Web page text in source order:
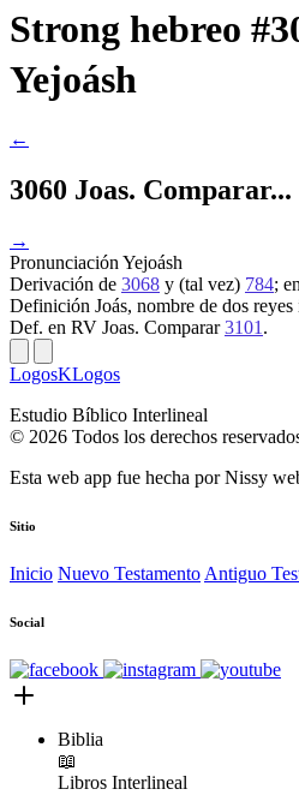
Strong hebreo
Yejoásh
←
3060 Joas. Comparar...
→
Pronunciación Yejoásh
Derivación de 3068 y (tal vez) 784;
Definición Joás, nombre de dos reyes
Def. en RV Joas. Comparar3101 .
LogosKLogos
Estudio Bíblico Interlineal
© 2026 Todos los derechos
Esta web app fue hecha porNissy
Sitio
Inicio Nuevo Testamento Antiguo
Social
Biblia
📖
Libros Interlineal